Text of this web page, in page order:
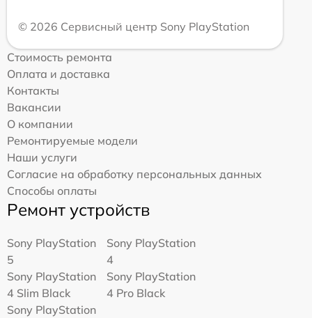
© 2026 Сервисный центр Sony PlayStation
Стоимость ремонта
Оплата и доставка
Контакты
Вакансии
О компании
Ремонтируемые модели
Наши услуги
Согласие на обработку персональных данных
Способы оплаты
Ремонт устройств
Sony PlayStation
5
Sony PlayStation
4
Sony PlayStation
4 Slim Black
Sony PlayStation
4 Pro Black
Sony PlayStation